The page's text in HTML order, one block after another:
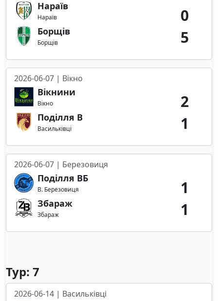
Нараїв
Нараїв
Борщів
Борщів
0
5
2026-06-07 | Вікно
Вікнини
Вікно
Поділля В
Васильківці
2
1
2026-06-07 | Березовиця
Поділля ВБ
В. Березовиця
Збараж
Збараж
1
1
Тур: 7
2026-06-14 | Васильківці